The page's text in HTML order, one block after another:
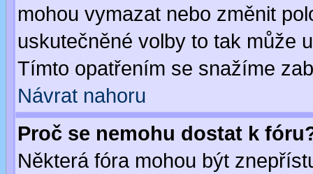
mohou vymazat nebo změnit
uskutečněné volby to tak může
Tímto opatřením se snažíme
Návrat nahoru
Proč se nemohu dostat k
Některá fóra mohou být